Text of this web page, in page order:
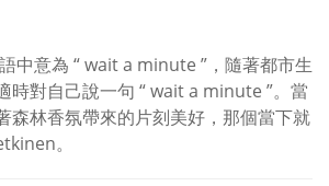
中意為 “ wait a minute ”，隨著都市生
時對自己說一句 “ wait a minute ”。當
森林香氛帶來的片刻美好，那個當下就
。